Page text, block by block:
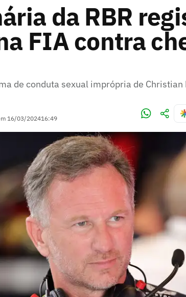
da RBR
FIA contra
de conduta sexual imprópria de Christian
16/03/202416:49